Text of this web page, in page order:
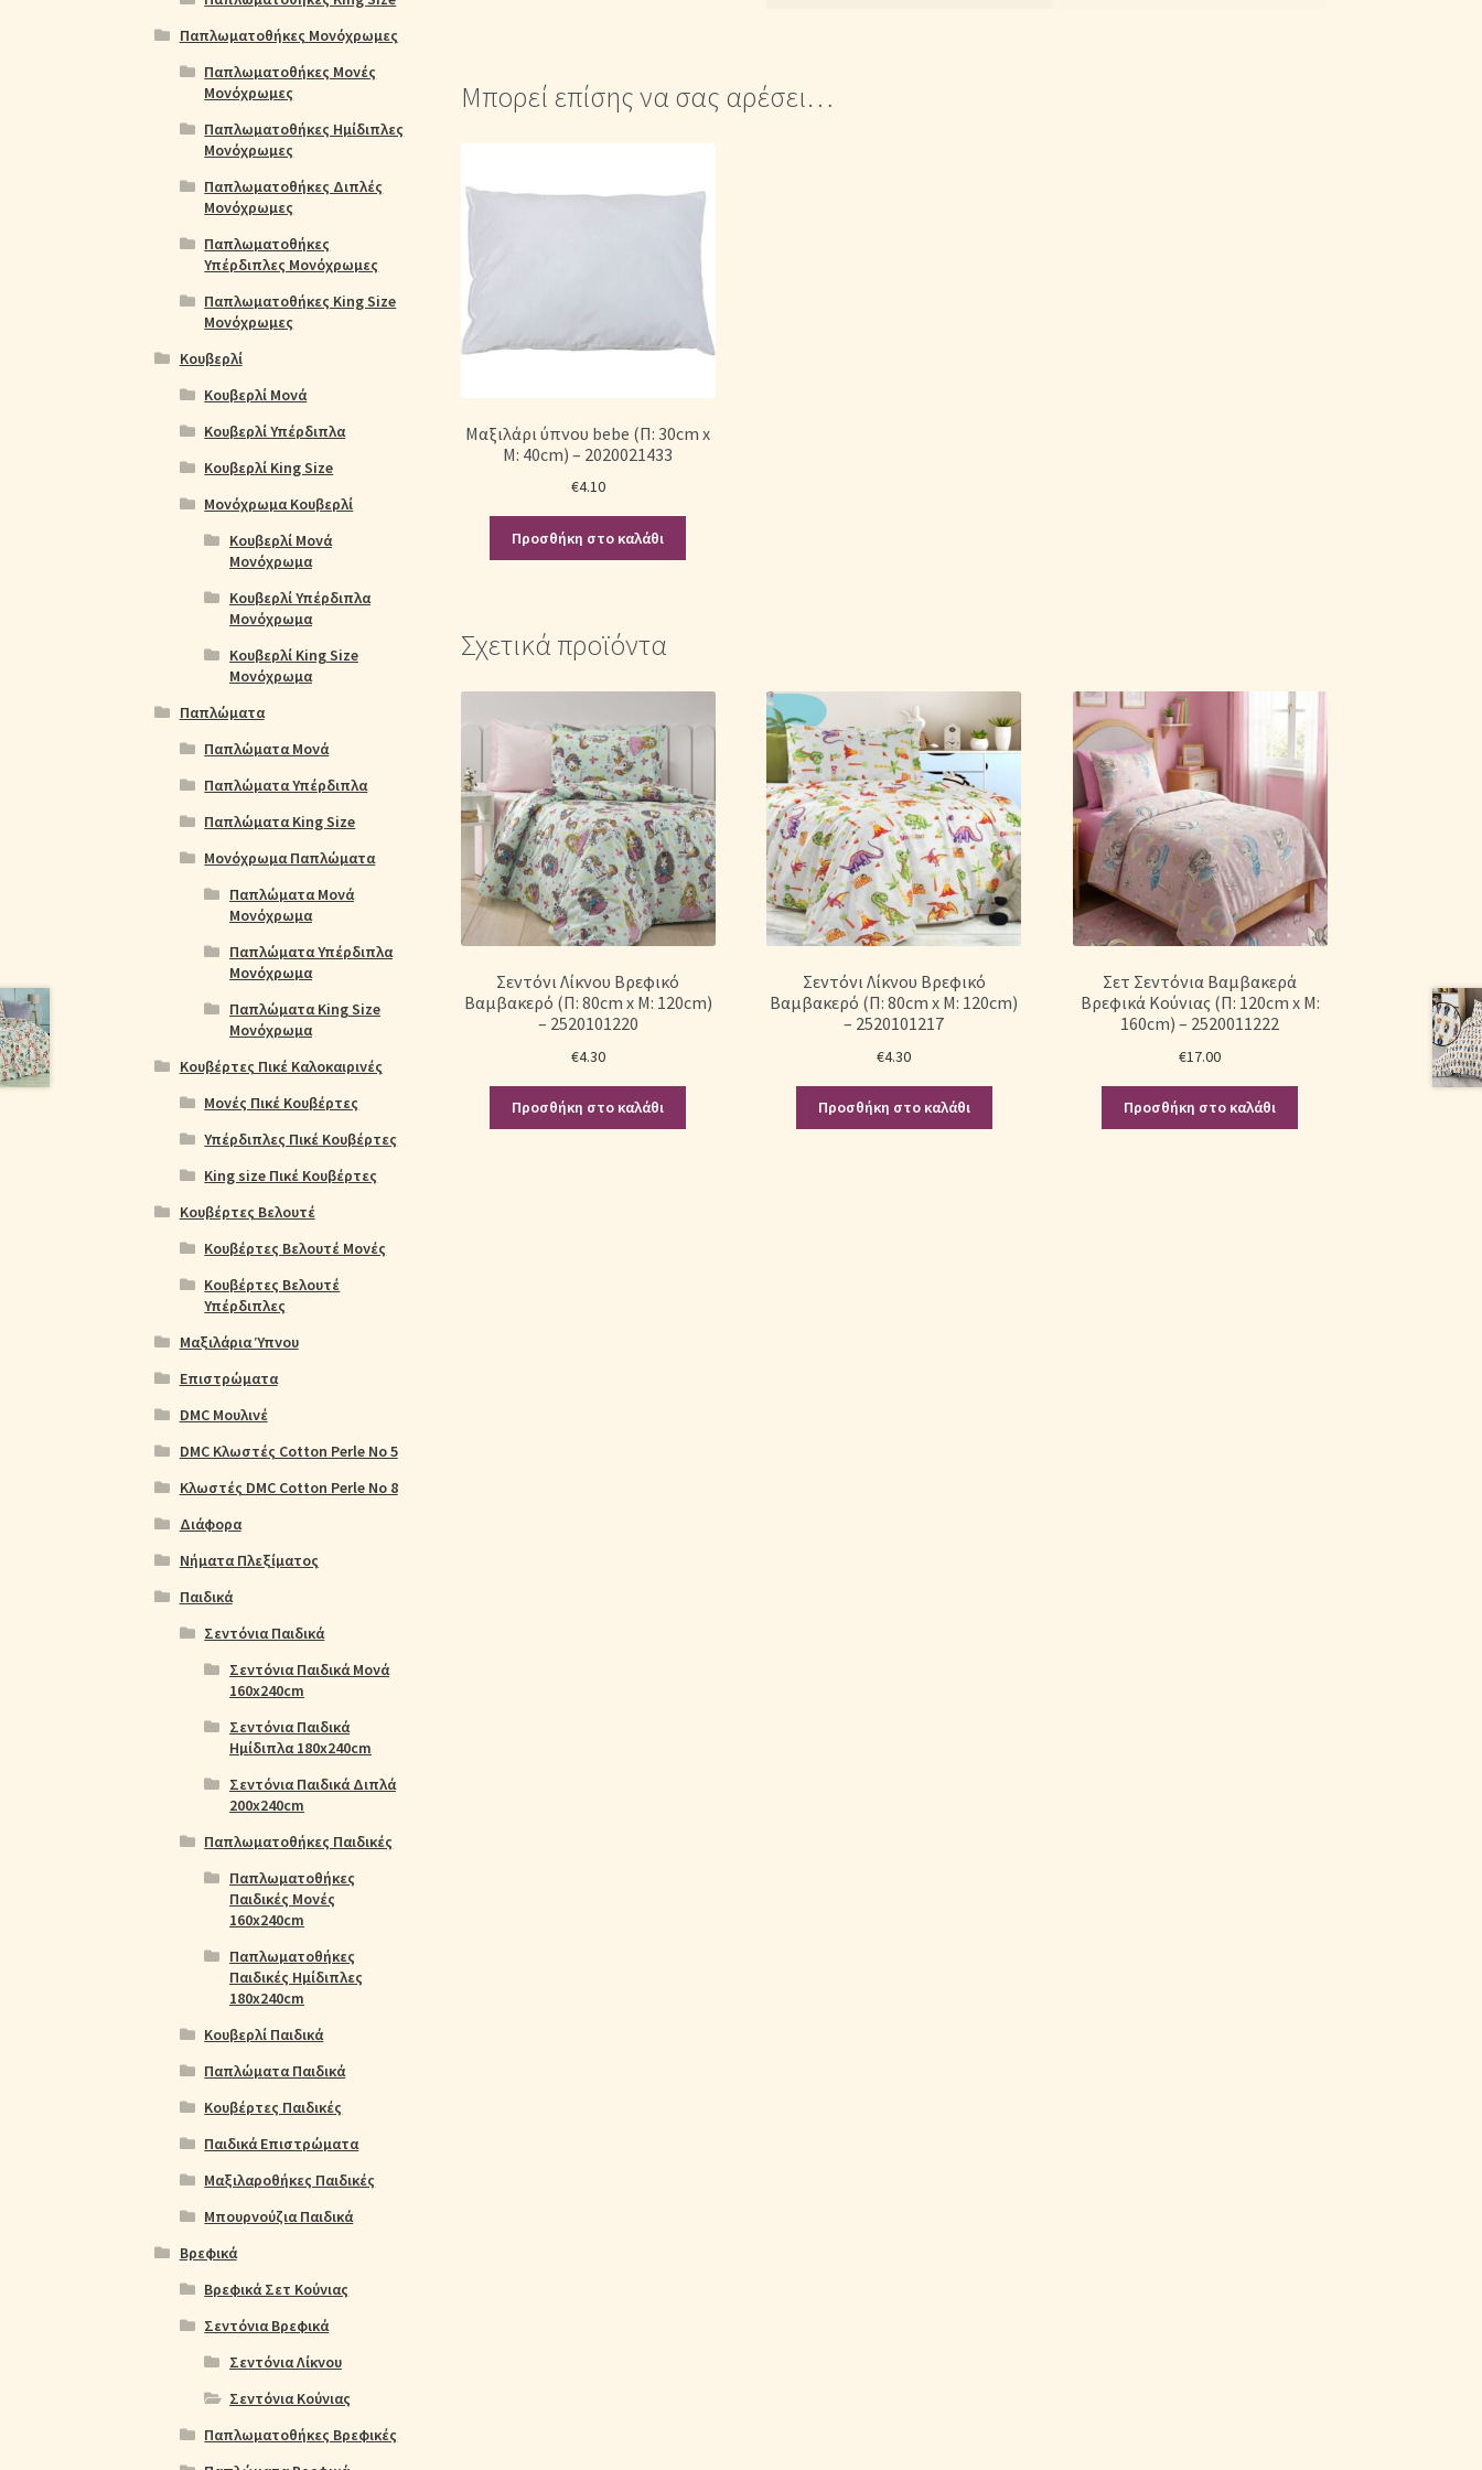
Μπορεί επίσης να σας αρέσει…
Μαξιλάρι ύπνου bebe (Π: 30cm x
Μ: 40cm) – 2020021433
€4.10
Προσθήκη στο καλάθι
Σχετικά προϊόντα
Σεντόνι Λίκνου Βρεφικό
Βαμβακερό (Π: 80cm x Μ: 120cm)
– 2520101220
€4.30
Προσθήκη στο καλάθι
Σεντόνι Λίκνου Βρεφικό
Βαμβακερό (Π: 80cm x Μ: 120cm)
– 2520101217
€4.30
Προσθήκη στο καλάθι
Σετ Σεντόνια Βαμβακερά
Βρεφικά Κούνιας (Π: 120cm x Μ:
160cm) – 2520011222
€17.00
Προσθήκη στο καλάθι
Παπλωματοθήκες Μονόχρωμες
Παπλωματοθήκες Μονές
Μονόχρωμες
Παπλωματοθήκες Ημίδιπλες
Μονόχρωμες
Παπλωματοθήκες Διπλές
Μονόχρωμες
Παπλωματοθήκες
Υπέρδιπλες Μονόχρωμες
Παπλωματοθήκες King Size
Μονόχρωμες
Κουβερλί
Κουβερλί Μονά
Κουβερλί Υπέρδιπλα
Κουβερλί King Size
Μονόχρωμα Κουβερλί
Κουβερλί Μονά
Μονόχρωμα
Κουβερλί Υπέρδιπλα
Μονόχρωμα
Κουβερλί King Size
Μονόχρωμα
Παπλώματα
Παπλώματα Μονά
Παπλώματα Υπέρδιπλα
Παπλώματα King Size
Μονόχρωμα Παπλώματα
Παπλώματα Μονά
Μονόχρωμα
Παπλώματα Υπέρδιπλα
Μονόχρωμα
Παπλώματα King Size
Μονόχρωμα
Κουβέρτες Πικέ Καλοκαιρινές
Μονές Πικέ Κουβέρτες
Υπέρδιπλες Πικέ Κουβέρτες
King size Πικέ Κουβέρτες
Κουβέρτες Βελουτέ
Κουβέρτες Βελουτέ Μονές
Κουβέρτες Βελουτέ
Υπέρδιπλες
Μαξιλάρια Ύπνου
Επιστρώματα
DMC Μουλινέ
DMC Κλωστές Cotton Perle No 5
Κλωστές DMC Cotton Perle No 8
Διάφορα
Νήματα Πλεξίματος
Παιδικά
Σεντόνια Παιδικά
Σεντόνια Παιδικά Μονά
160x240cm
Σεντόνια Παιδικά
Ημίδιπλα 180x240cm
Σεντόνια Παιδικά Διπλά
200x240cm
Παπλωματοθήκες Παιδικές
Παπλωματοθήκες
Παιδικές Μονές
160x240cm
Παπλωματοθήκες
Παιδικές Ημίδιπλες
180x240cm
Κουβερλί Παιδικά
Παπλώματα Παιδικά
Κουβέρτες Παιδικές
Παιδικά Επιστρώματα
Μαξιλαροθήκες Παιδικές
Μπουρνούζια Παιδικά
Βρεφικά
Βρεφικά Σετ Κούνιας
Σεντόνια Βρεφικά
Σεντόνια Λίκνου
Σεντόνια Κούνιας
Παπλωματοθήκες Βρεφικές